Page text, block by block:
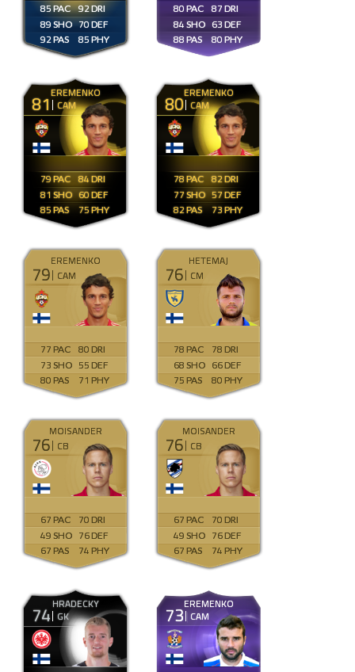
85
89
92
92
70
85
80
84
88
87
63
80
81 CAM
EREMENKO
79
81
85
84
60
75
80 CAM
EREMENKO
78
77
82
82
57
73
79 CAM
EREMENKO
77
73
80
80
55
71
76 CM
HETEMAJ
78
68
75
78
66
80
76 CB
MOISANDER
67
49
67
70
76
74
76 CB
MOISANDER
67
49
67
70
76
74
74 GK
HRADECKY 73 CAM
EREMENKO